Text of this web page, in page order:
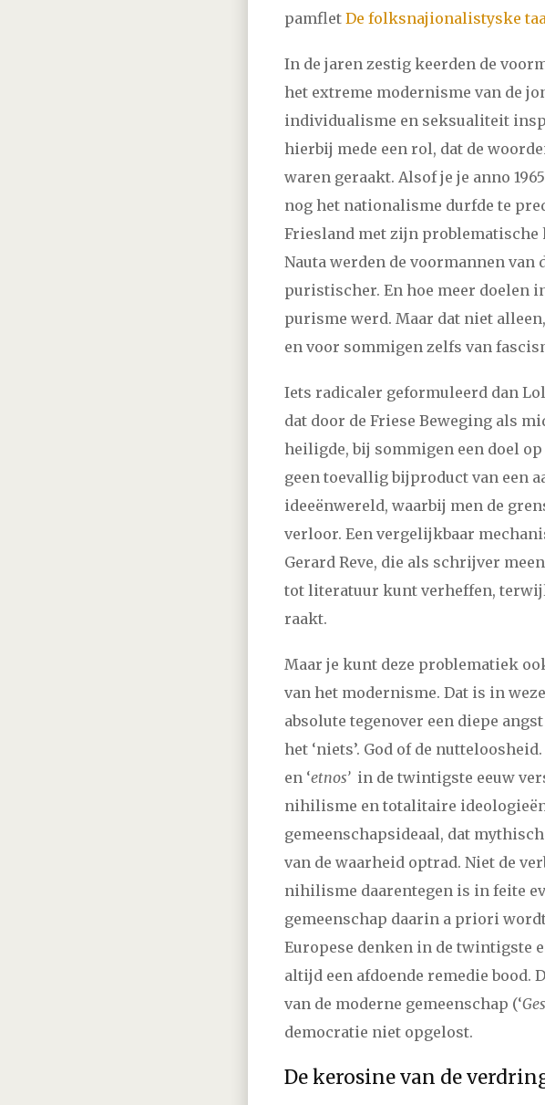
pamflet De folksnajionalistyske
In de jaren zestig keerden de
het extreme modernisme van de
individualisme en seksualiteit
hierbij mede een rol, dat de
waren geraakt. Alsof je je anno
nog het nationalisme durfde te
Friesland met zijn problematische
Nauta werden de voormannen van
puristischer. En hoe meer doelen
purisme werd. Maar dat niet
en voor sommigen zelfs van
Iets radicaler geformuleerd dan
dat door de Friese Beweging als
heiligde, bij sommigen een doel
geen toevallig bijproduct van een
ideeënwereld, waarbij men de
verloor. Een vergelijkbaar
Gerard Reve, die als schrijver
tot literatuur kunt verheffen,
raakt.
Maar je kunt deze problematiek
van het modernisme. Dat is in
absolute tegenover een diepe
het ‘niets’. God of de
en ‘etnos’in de twintigste eeuw
nihilisme en totalitaire
gemeenschapsideaal, dat
van de waarheid optrad. Niet de
nihilisme daarentegen is in feite
gemeenschap daarin a priori
Europese denken in de twintigste
altijd een afdoende remedie
van de moderne gemeenschap (‘
democratie niet opgelost.
De kerosine van de